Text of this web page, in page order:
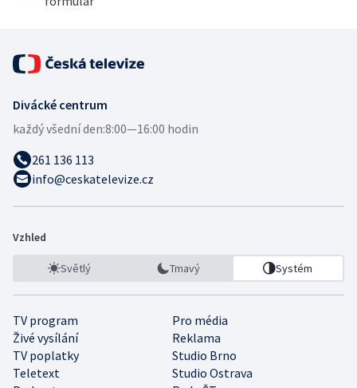
Divácké centrum
každý všední den:8:00—16:00 hodin
261 136 113
info@ceskatelevize.cz
Vzhled
Světlý Tmavý Systém
TV program
Pro média
Živé vysílání
Reklama
TV poplatky
Studio Brno
Teletext
Studio Ostrava